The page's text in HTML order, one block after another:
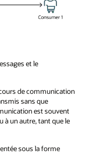
et le
de communication
sans que
est souvent
à un autre, tant que le
sous la forme